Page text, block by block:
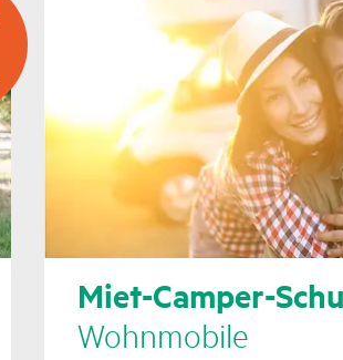
Miet-Camper-
Wohn­mo­bile